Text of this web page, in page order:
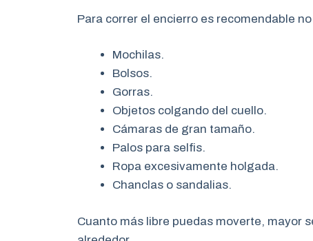
Para correr el encierro es recomendable
Mochilas.
Bolsos.
Gorras.
Objetos colgando del cuello.
Cámaras de gran tamaño.
Palos para selfis.
Ropa excesivamente holgada.
Chanclas o sandalias.
Cuanto más libre puedas moverte, mayor